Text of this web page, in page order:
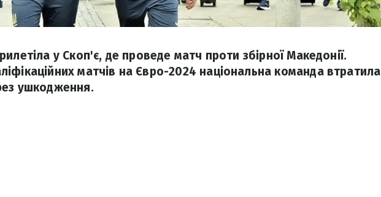
у Скоп'є, де проведе матч проти збірної Македонії.
матчів на Євро-2024 національна команда втратила
ушкодження.